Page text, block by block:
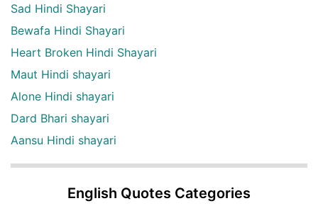
Sad Hindi Shayari
Bewafa Hindi Shayari
Heart Broken Hindi Shayari
Maut Hindi shayari
Alone Hindi shayari
Dard Bhari shayari
Aansu Hindi shayari
English Quotes Categories